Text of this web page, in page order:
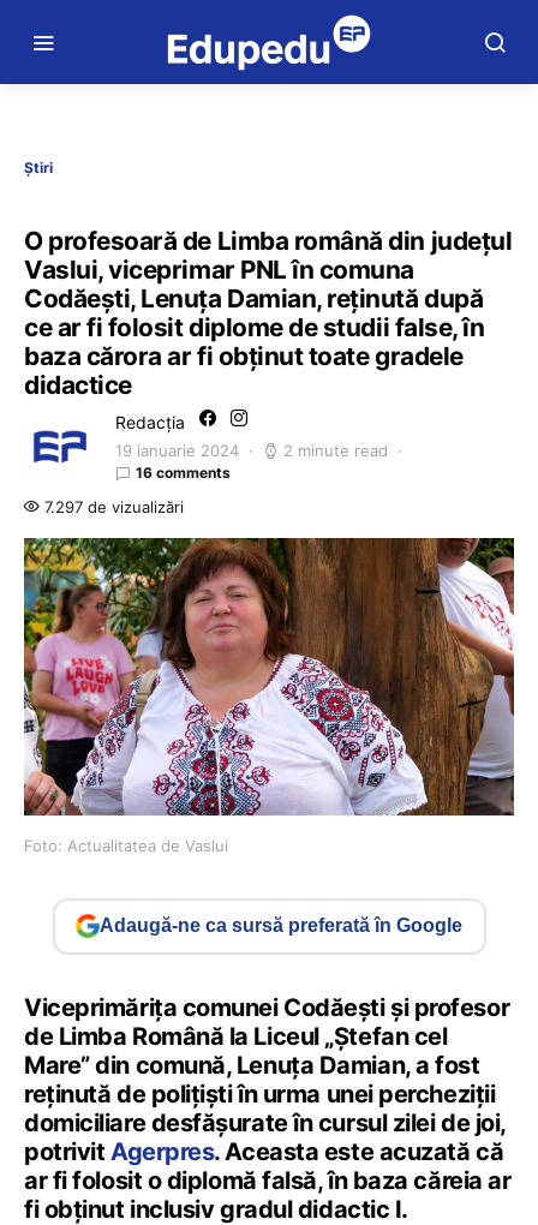
Știri
O profesoară de Limba română din județul
Vaslui, viceprimar PNL în comuna
Codăești, Lenuţa Damian, reţinută după
ce ar fi folosit diplome de studii false, în
baza cărora ar fi obţinut toate gradele
didactice
Redacția
19 ianuarie 2024 2 minute read
16 comments
7.297 de vizualizări
Foto: Actualitatea de Vaslui
Adaugă-ne ca sursă preferată în Google
Viceprimăriţa comunei Codăeşti și profesor
de Limba Română la Liceul „Ştefan cel
Mare” din comună, Lenuţa Damian, a fost
reţinută de poliţişti în urma unei percheziţii
domiciliare desfăşurate în cursul zilei de joi,
potrivit Agerpres. Aceasta este acuzată că
ar fi folosit o diplomă falsă, în baza căreia ar
fi obţinut inclusiv gradul didactic I.